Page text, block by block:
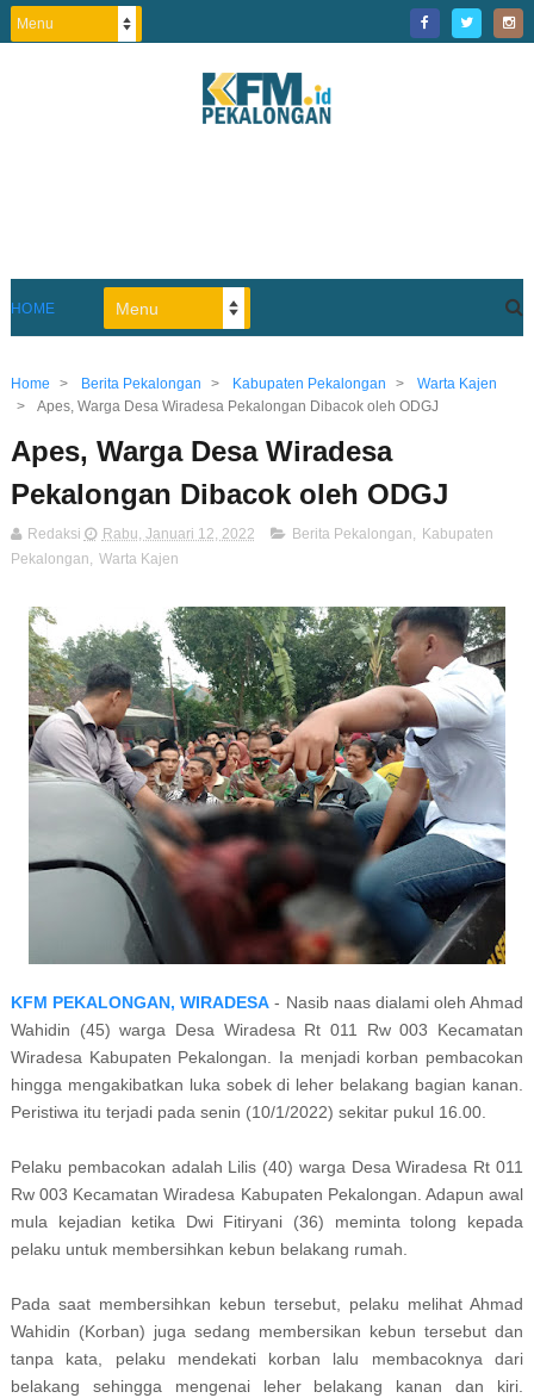
HOME
Home > Berita Pekalongan > Kabupaten Pekalongan >
Warta Kajen
>
Apes, Warga Desa Wiradesa Pekalongan Dibacok oleh ODGJ
Apes, Warga Desa Wiradesa
Pekalongan Dibacok oleh ODGJ
Redaksi Rabu, Januari 12, 2022 Berita Pekalongan, Kabupaten
Pekalongan, Warta Kajen
KFM PEKALONGAN, WIRADESA - Nasib naas dialami oleh Ahmad
Wahidin (45) warga Desa Wiradesa Rt 011 Rw 003 Kecamatan
Wiradesa Kabupaten Pekalongan. Ia menjadi korban pembacokan
hingga mengakibatkan luka sobek di leher belakang bagian kanan.
Peristiwa itu terjadi pada senin (10/1/2022) sekitar pukul 16.00.
Pelaku pembacokan adalah Lilis (40) warga Desa Wiradesa Rt 011
Rw 003 Kecamatan Wiradesa Kabupaten Pekalongan. Adapun awal
mula kejadian ketika Dwi Fitiryani (36) meminta tolong kepada
pelaku untuk membersihkan kebun belakang rumah.
Pada saat membersihkan kebun tersebut, pelaku melihat Ahmad
Wahidin (Korban) juga sedang membersikan kebun tersebut dan
tanpa kata, pelaku mendekati korban lalu membacoknya dari
belakang sehingga mengenai leher belakang kanan dan kiri.